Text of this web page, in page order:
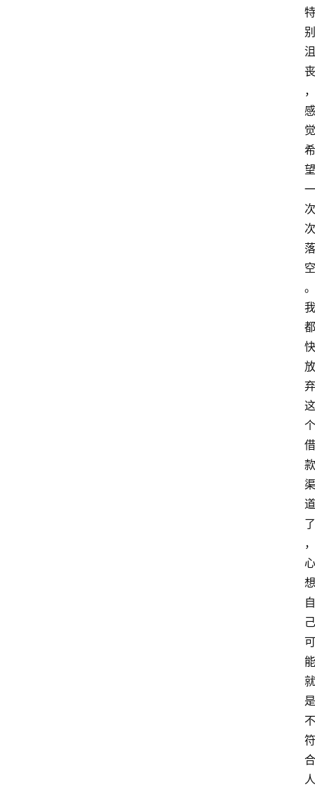
特
别
沮
丧
，
感
觉
希
望
一
次
次
落
空
。
我
都
快
放
弃
这
个
借
款
渠
道
了
，
心
想
自
己
可
能
就
是
不
符
合
人